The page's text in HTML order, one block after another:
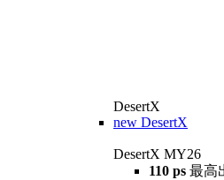
DesertX
new DesertX
DesertX MY26
110 ps 最高